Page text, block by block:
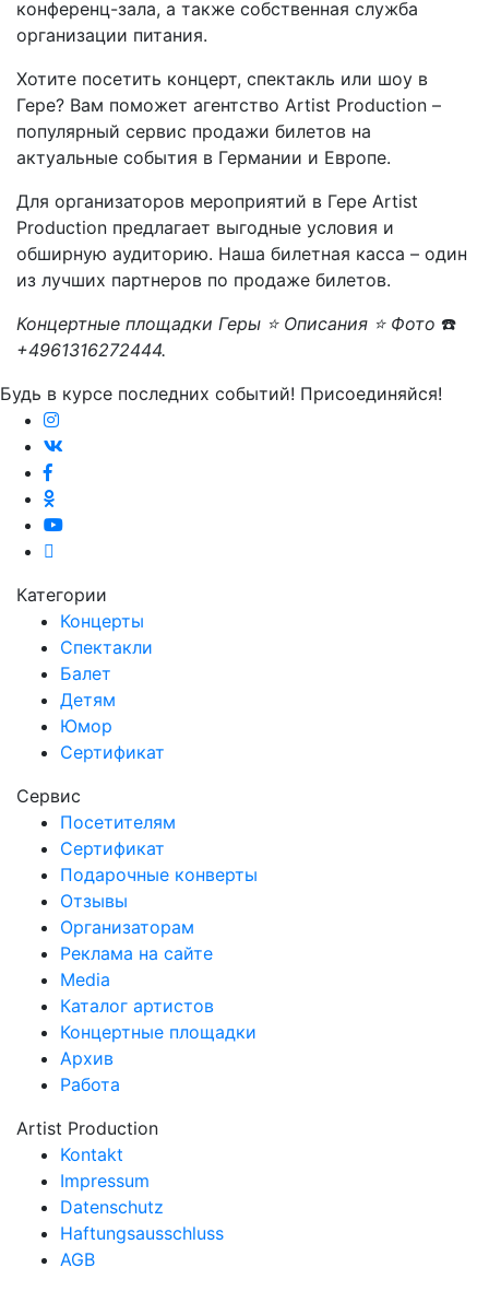
конференц-зала, а также собственная служба
организации питания.
Хотите посетить концерт, спектакль или шоу в
Гере? Вам поможет агентство Artist Production –
популярный сервис продажи билетов на
актуальные события в Германии и Европе.
Для организаторов мероприятий в Гере Artist
Production предлагает выгодные условия и
обширную аудиторию. Наша билетная касса – один
из лучших партнеров по продаже билетов.
Концертные площадки Геры ⭐ Описания ⭐ Фото ☎️
+4961316272444.
Будь в курсе последних событий! Присоединяйся!
Категории
Концерты
Спектакли
Балет
Детям
Юмор
Сертификат
Сервис
Посетителям
Сертификат
Подарочные конверты
Отзывы
Организаторам
Реклама на сайте
Media
Каталог артистов
Концертные площадки
Архив
Работа
Artist Production
Kontakt
Impressum
Datenschutz
Haftungsausschluss
AGB